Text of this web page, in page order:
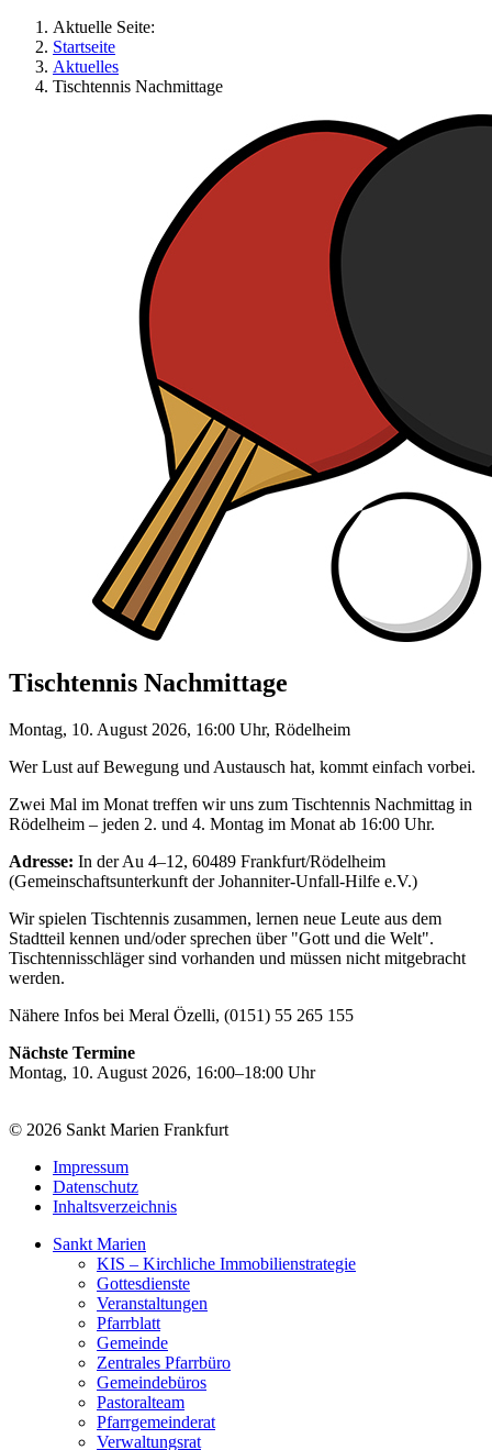
Aktuelle Seite:
Startseite
Aktuelles
Tischtennis Nachmittage
Tischtennis Nachmittage
Montag, 10. August 2026, 16:00 Uhr, Rödelheim
Wer Lust auf Bewegung und Austausch hat, kommt einfach vorbei.
Zwei Mal im Monat treffen wir uns zum Tischtennis Nachmittag in
Rödelheim – jeden 2. und 4. Montag im Monat ab 16:00 Uhr.
Adresse: In der Au 4–12, 60489 Frankfurt/Rödelheim
(Gemeinschaftsunterkunft der Johanniter-Unfall-Hilfe e.V.)
Wir spielen Tischtennis zusammen, lernen neue Leute aus dem
Stadtteil kennen und/oder sprechen über "Gott und die Welt".
Tischtennisschläger sind vorhanden und müssen nicht mitgebracht
werden.
Nähere Infos bei Meral Özelli, (0151) 55 265 155
Nächste Termine
Montag, 10. August 2026, 16:00–18:00 Uhr
© 2026 Sankt Marien Frankfurt
Impressum
Datenschutz
Inhaltsverzeichnis
Sankt Marien
KIS – Kirchliche Immobilienstrategie
Gottesdienste
Veranstaltungen
Pfarrblatt
Gemeinde
Zentrales Pfarrbüro
Gemeindebüros
Pastoralteam
Pfarrgemeinderat
Verwaltungsrat